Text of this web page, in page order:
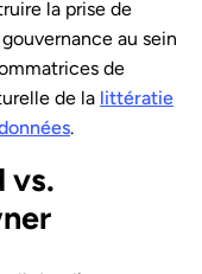
la prise de
au sein
de
de la littératie
.
vs.